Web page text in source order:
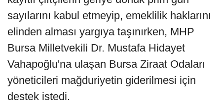
sayılarını kabul etmeyip, emeklilik haklarını
elinden alması yargıya taşınırken, MHP
Bursa Milletvekili Dr. Mustafa Hidayet
Vahapoğlu'na ulaşan Bursa Ziraat Odaları
yöneticileri mağduriyetin giderilmesi için
destek istedi.